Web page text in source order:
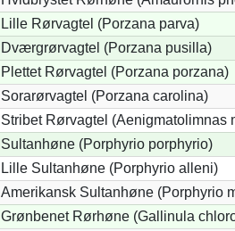
Lille Rørvagtel (Porzana parva)
Dværgrørvagtel (Porzana pusilla)
Plettet Rørvagtel (Porzana porzana)
Sorarørvagtel (Porzana carolina)
Stribet Rørvagtel (Aenigmatolimnas
Sultanhøne (Porphyrio porphyrio)
Lille Sultanhøne (Porphyrio alleni)
Amerikansk Sultanhøne (Porphyrio
Grønbenet Rørhøne (Gallinula